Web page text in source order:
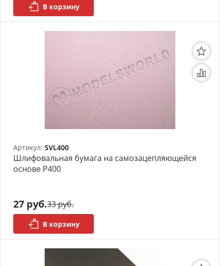
В корзину
Артикул: SVL400
Шлифовальная бумага на самозацепляющейся
основе P400
27 руб.33 руб.
В корзину